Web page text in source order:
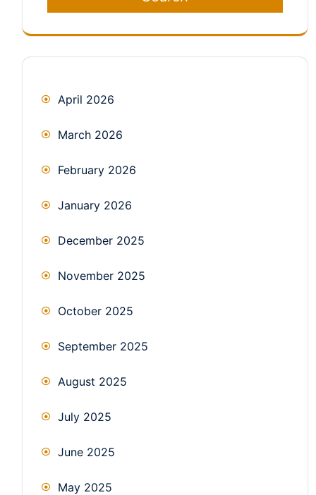
April 2026
March 2026
February 2026
January 2026
December 2025
November 2025
October 2025
September 2025
August 2025
July 2025
June 2025
May 2025